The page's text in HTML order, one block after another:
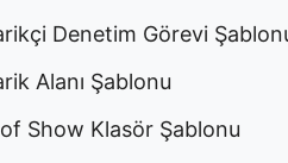
Denetim Görevi
Alanı Şablonu
Show Klasör Şablonu